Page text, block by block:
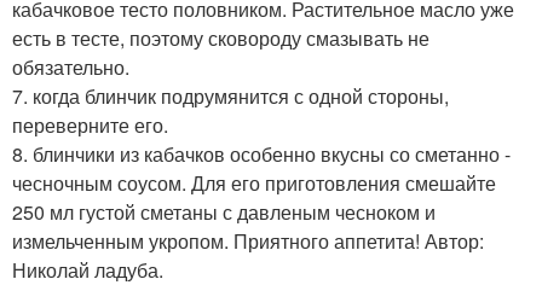
кабачковое тесто половником. Растительное масло уже
есть в тесте, поэтому сковороду смазывать не
обязательно.
7. когда блинчик подрумянится с одной стороны,
переверните его.
8. блинчики из кабачков особенно вкусны со сметанно -
чесночным соусом. Для его приготовления смешайте
250 мл густой сметаны с давленым чесноком и
измельченным укропом. Приятного аппетита! Автор:
Николай ладуба.